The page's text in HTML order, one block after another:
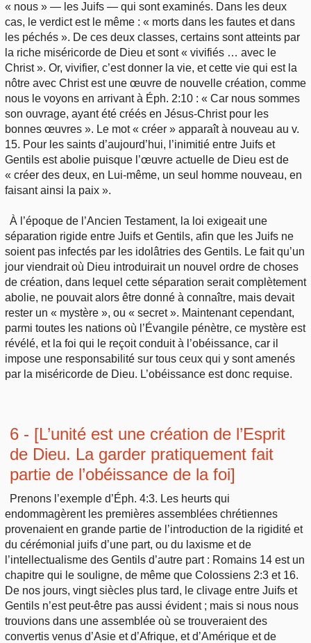
« nous » — les Juifs — qui sont examinés. Dans les deux
cas, le verdict est le même : « morts dans les fautes et dans
les péchés ». De ces deux classes, certains sont atteints par
la riche miséricorde de Dieu et sont « vivifiés … avec le
Christ ». Or, vivifier, c’est donner la vie, et cette vie qui est la
nôtre avec Christ est une œuvre de nouvelle création, comme
nous le voyons en arrivant à Éph. 2:10 : « Car nous sommes
son ouvrage, ayant été créés en Jésus-Christ pour les
bonnes œuvres ». Le mot « créer » apparaît à nouveau au v.
15. Pour les saints d’aujourd’hui, l’inimitié entre Juifs et
Gentils est abolie puisque l’œuvre actuelle de Dieu est de
« créer des deux, en Lui-même, un seul homme nouveau, en
faisant ainsi la paix ».
À l’époque de l’Ancien Testament, la loi exigeait une
séparation rigide entre Juifs et Gentils, afin que les Juifs ne
soient pas infectés par les idolâtries des Gentils. Le fait qu’un
jour viendrait où Dieu introduirait un nouvel ordre de choses
de création, dans lequel cette séparation serait complètement
abolie, ne pouvait alors être donné à connaître, mais devait
rester un « mystère », ou « secret ». Maintenant cependant,
parmi toutes les nations où l’Évangile pénètre, ce mystère est
révélé, et la foi qui le reçoit conduit à l’obéissance, car il
impose une responsabilité sur tous ceux qui y sont amenés
par la miséricorde de Dieu. L’obéissance est donc requise.
6 - [L’unité est une création de l’Esprit
de Dieu. La garder pratiquement fait
partie de l’obéissance de la foi]
Prenons l’exemple d’Éph. 4:3. Les heurts qui
endommagèrent les premières assemblées chrétiennes
provenaient en grande partie de l’introduction de la rigidité et
du cérémonial juifs d’une part, ou du laxisme et de
l’intellectualisme des Gentils d’autre part : Romains 14 est un
chapitre qui le souligne, de même que Colossiens 2:3 et 16.
De nos jours, vingt siècles plus tard, le clivage entre Juifs et
Gentils n’est peut-être pas aussi évident ; mais si nous nous
trouvions dans une assemblée où se trouveraient des
convertis venus d’Asie et d’Afrique, et d’Amérique et de